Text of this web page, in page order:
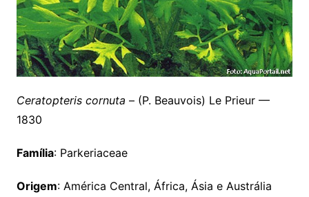
Ceratopteris cornuta – (P. Beauvois) Le Prieur —
1830
Família: Parkeriaceae
Origem: América Central, África, Ásia e Austrália